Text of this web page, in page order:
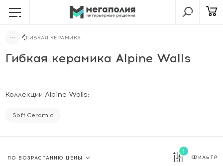
ГИБКАЯ КЕРАМИКА
Гибкая керамика Alpine Walls
Коллекции Alpine Walls:
Soft Ceramic
1
ФИЛЬТР